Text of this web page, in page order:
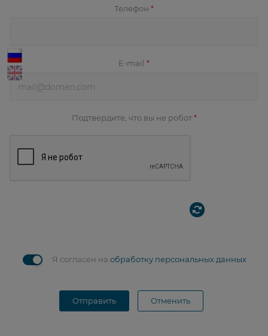
Телефон *
E-mail *
Подтвердите, что вы не робот *
Я согласен на обработку персональных данных
Отправить Отменить